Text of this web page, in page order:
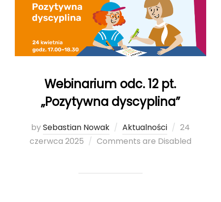
Webinarium odc. 12 pt.
„Pozytywna dyscyplina”
bySebastian Nowak Aktualności
Posted
on
24
czerwca 2025
Comments are Disabled